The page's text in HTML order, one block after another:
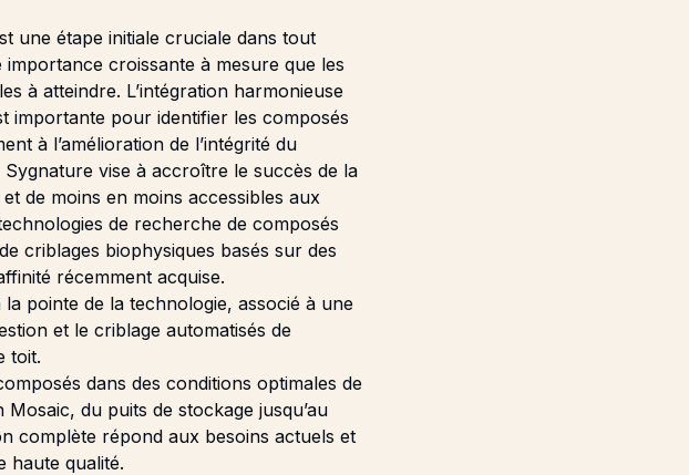
une étape initiale cruciale dans tout
croissante à mesure que les
à atteindre. L’intégration harmonieuse
importante pour identifier les composés
à l’amélioration de l’intégrité du
vise à accroître le succès de la
de moins en moins accessibles aux
de recherche de composés
criblages biophysiques basés sur des
récemment acquise.
pointe de la technologie, associé à une
et le criblage automatisés de
toit.
dans des conditions optimales de
du puits de stockage jusqu’au
complète répond aux besoins actuels et
haute qualité.